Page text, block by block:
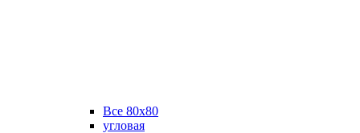
Все 80х80
угловая